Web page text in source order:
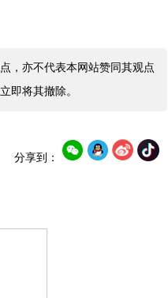
，亦不代表本网站赞同其观点
即将其撤除。
分享到：